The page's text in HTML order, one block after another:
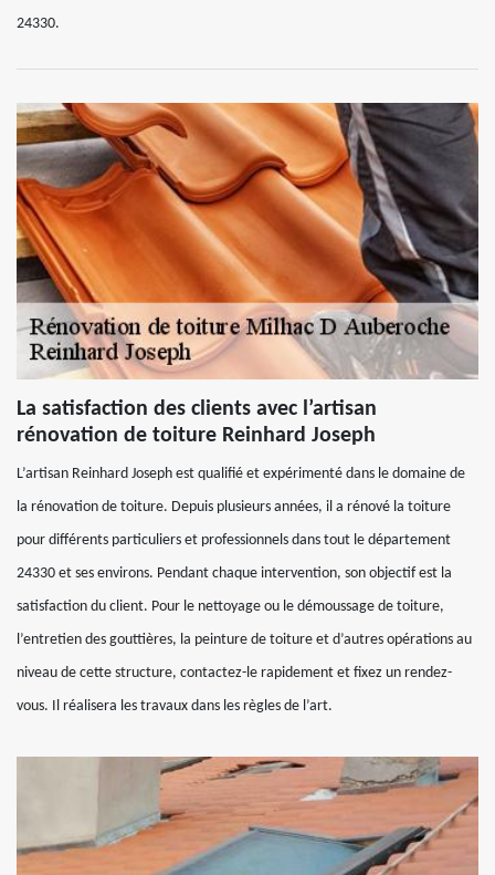
24330.
La satisfaction des clients avec l’artisan
rénovation de toiture Reinhard Joseph
L’artisan Reinhard Joseph est qualifié et expérimenté dans le domaine de
la rénovation de toiture. Depuis plusieurs années, il a rénové la toiture
pour différents particuliers et professionnels dans tout le département
24330 et ses environs. Pendant chaque intervention, son objectif est la
satisfaction du client. Pour le nettoyage ou le démoussage de toiture,
l’entretien des gouttières, la peinture de toiture et d’autres opérations au
niveau de cette structure, contactez-le rapidement et fixez un rendez-
vous. Il réalisera les travaux dans les règles de l’art.